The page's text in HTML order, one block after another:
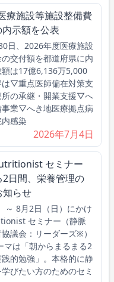
療施設等施設整備費
示額を公表
日、2026年度医療施設
交付額を都道府県に内
は17億6,136万5,000
▽重点医師偏在対策支
所の承継・開業支援▽へ
事業▽へき地医療拠点病
感染
2026年7月4日
セミナー
2日間、栄養管理の
知らせ
～ 8月2日（日）にかけ
セミナー（静脈
議会：リーダーズ※）
マは「朝からまるまる2
的勉強」。本格的に静
びたい方のためのセミ